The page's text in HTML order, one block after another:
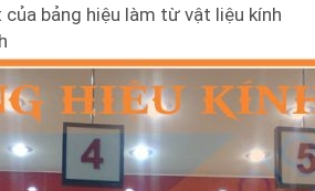
bảng hiệu làm từ vật liệu kính